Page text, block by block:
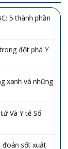
5 thành phần
đột phá Y
xanh và những
Và Y tế Số
đoán sốt xuất